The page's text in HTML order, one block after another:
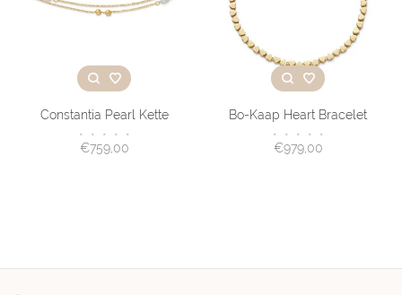
Constantia Pearl Kette
• • • • •
€759,00
Bo-Kaap Heart Bracelet
• • • • •
€979,00